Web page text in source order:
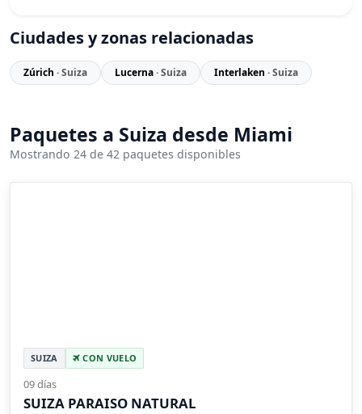
Ciudades y zonas relacionadas
Zúrich · Suiza Lucerna· Suiza Interlaken · Suiza
Paquetes a Suiza desde Miami
Mostrando 24 de 42 paquetes disponibles
SUIZA CON VUELO
09 días
SUIZA PARAISO NATURAL